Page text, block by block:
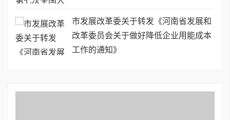
市发展改革委关于转发《河南省发展和
改革委员会关于做好降低企业用能成本
工作的通知》